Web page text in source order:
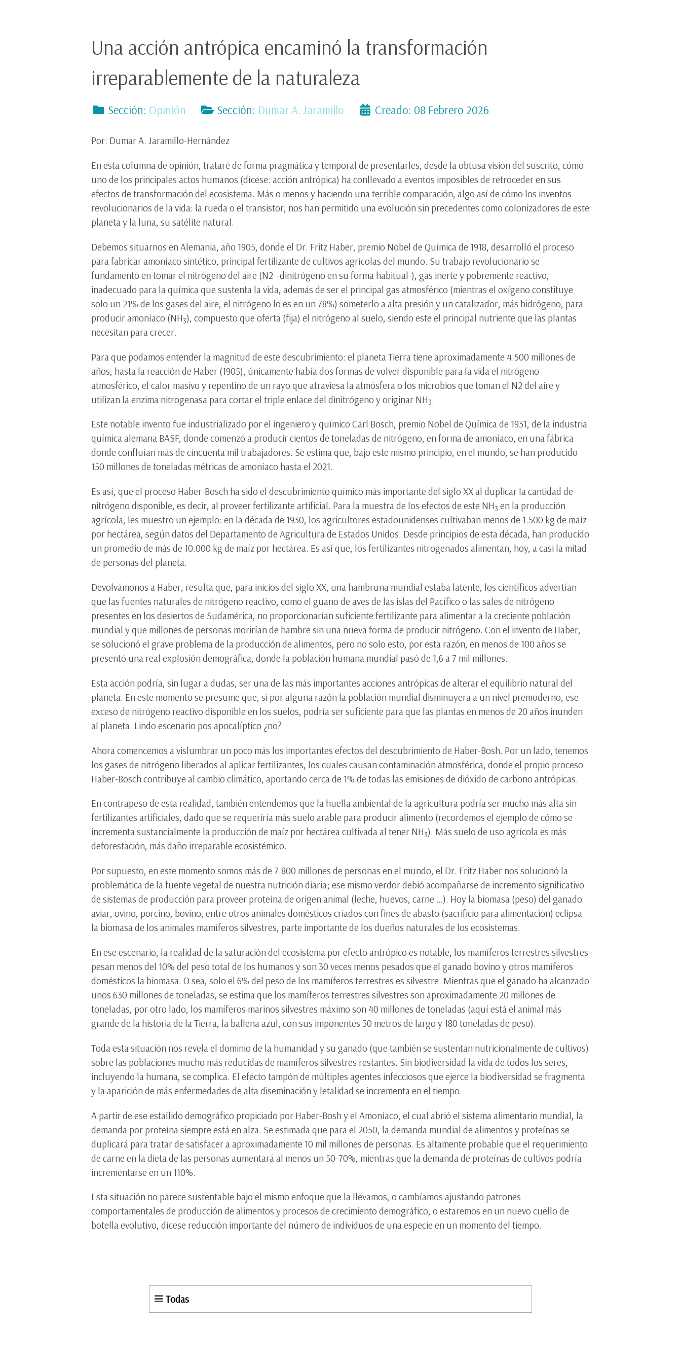
Una acción antrópica encaminó la transformación
irreparablemente de la naturaleza
Sección: Opinión Sección: Dumar A. Jaramillo Creado: 08 Febrero 2026
Por: Dumar A. Jaramillo-Hernández
En esta columna de opinión, trataré de forma pragmática y temporal de presentarles, desde la obtusa visión del suscrito, cómo
uno de los principales actos humanos (dícese: acción antrópica) ha conllevado a eventos imposibles de retroceder en sus
efectos de transformación del ecosistema. Más o menos y haciendo una terrible comparación, algo así de cómo los inventos
revolucionarios de la vida: la rueda o el transistor, nos han permitido una evolución sin precedentes como colonizadores de este
planeta y la luna, su satélite natural.
Debemos situarnos en Alemania, año 1905, donde el Dr. Fritz Haber, premio Nobel de Química de 1918, desarrolló el proceso
para fabricar amoníaco sintético, principal fertilizante de cultivos agrícolas del mundo. Su trabajo revolucionario se
fundamentó en tomar el nitrógeno del aire (N2 –dinitrógeno en su forma habitual-), gas inerte y pobremente reactivo,
inadecuado para la química que sustenta la vida, además de ser el principal gas atmosférico (mientras el oxígeno constituye
solo un 21% de los gases del aire, el nitrógeno lo es en un 78%) someterlo a alta presión y un catalizador, más hidrógeno, para
producir amoníaco (NH3), compuesto que oferta (fija) el nitrógeno al suelo, siendo este el principal nutriente que las plantas
necesitan para crecer.
Para que podamos entender la magnitud de este descubrimiento: el planeta Tierra tiene aproximadamente 4.500 millones de
años, hasta la reacción de Haber (1905), únicamente había dos formas de volver disponible para la vida el nitrógeno
atmosférico, el calor masivo y repentino de un rayo que atraviesa la atmósfera o los microbios que toman el N2 del aire y
utilizan la enzima nitrogenasa para cortar el triple enlace del dinitrógeno y originar NH3.
Este notable invento fue industrializado por el ingeniero y químico Carl Bosch, premio Nobel de Química de 1931, de la industria
química alemana BASF, donde comenzó a producir cientos de toneladas de nitrógeno, en forma de amoníaco, en una fábrica
donde confluían más de cincuenta mil trabajadores. Se estima que, bajo este mismo principio, en el mundo, se han producido
150 millones de toneladas métricas de amoníaco hasta el 2021.
Es así, que el proceso Haber-Bosch ha sido el descubrimiento químico más importante del siglo XX al duplicar la cantidad de
nitrógeno disponible, es decir, al proveer fertilizante artificial. Para la muestra de los efectos de este NH3 en la producción
agrícola, les muestro un ejemplo: en la década de 1930, los agricultores estadounidenses cultivaban menos de 1.500 kg de maíz
por hectárea, según datos del Departamento de Agricultura de Estados Unidos. Desde principios de esta década, han producido
un promedio de más de 10.000 kg de maíz por hectárea. Es así que, los fertilizantes nitrogenados alimentan, hoy, a casi la mitad
de personas del planeta.
Devolvámonos a Haber, resulta que, para inicios del siglo XX, una hambruna mundial estaba latente, los científicos advertían
que las fuentes naturales de nitrógeno reactivo, como el guano de aves de las islas del Pacífico o las sales de nitrógeno
presentes en los desiertos de Sudamérica, no proporcionarían suficiente fertilizante para alimentar a la creciente población
mundial y que millones de personas morirían de hambre sin una nueva forma de producir nitrógeno. Con el invento de Haber,
se solucionó el grave problema de la producción de alimentos, pero no solo esto, por esta razón, en menos de 100 años se
presentó una real explosión demográfica, donde la población humana mundial pasó de 1,6 a 7 mil millones.
Esta acción podría, sin lugar a dudas, ser una de las más importantes acciones antrópicas de alterar el equilibrio natural del
planeta. En este momento se presume que, si por alguna razón la población mundial disminuyera a un nivel premoderno, ese
exceso de nitrógeno reactivo disponible en los suelos, podría ser suficiente para que las plantas en menos de 20 años inunden
al planeta. Lindo escenario pos apocalíptico ¿no?
Ahora comencemos a vislumbrar un poco más los importantes efectos del descubrimiento de Haber-Bosh. Por un lado, tenemos
los gases de nitrógeno liberados al aplicar fertilizantes, los cuales causan contaminación atmosférica, donde el propio proceso
Haber-Bosch contribuye al cambio climático, aportando cerca de 1% de todas las emisiones de dióxido de carbono antrópicas.
En contrapeso de esta realidad, también entendemos que la huella ambiental de la agricultura podría ser mucho más alta sin
fertilizantes artificiales, dado que se requeriría más suelo arable para producir alimento (recordemos el ejemplo de cómo se
incrementa sustancialmente la producción de maíz por hectárea cultivada al tener NH3). Más suelo de uso agrícola es más
deforestación, más daño irreparable ecosistémico.
Por supuesto, en este momento somos más de 7.800 millones de personas en el mundo, el Dr. Fritz Haber nos solucionó la
problemática de la fuente vegetal de nuestra nutrición diaria; ese mismo verdor debió acompañarse de incremento significativo
de sistemas de producción para proveer proteína de origen animal (leche, huevos, carne …). Hoy la biomasa (peso) del ganado
aviar, ovino, porcino, bovino, entre otros animales domésticos criados con fines de abasto (sacrificio para alimentación) eclipsa
la biomasa de los animales mamíferos silvestres, parte importante de los dueños naturales de los ecosistemas.
En ese escenario, la realidad de la saturación del ecosistema por efecto antrópico es notable, los mamíferos terrestres silvestres
pesan menos del 10% del peso total de los humanos y son 30 veces menos pesados ​​que el ganado bovino y otros mamíferos
domésticos la biomasa. O sea, solo el 6% del peso de los mamíferos terrestres es silvestre. Mientras que el ganado ha alcanzado
unos 630 millones de toneladas, se estima que los mamíferos terrestres silvestres son aproximadamente 20 millones de
toneladas, por otro lado, los mamíferos marinos silvestres máximo son 40 millones de toneladas (aquí está el animal más
grande de la historia de la Tierra, la ballena azul, con sus imponentes 30 metros de largo y 180 toneladas de peso).
Toda esta situación nos revela el dominio de la humanidad y su ganado (que también se sustentan nutricionalmente de cultivos)
sobre las poblaciones mucho más reducidas de mamíferos silvestres restantes. Sin biodiversidad la vida de todos los seres,
incluyendo la humana, se complica. El efecto tampón de múltiples agentes infecciosos que ejerce la biodiversidad se fragmenta
y la aparición de más enfermedades de alta diseminación y letalidad se incrementa en el tiempo.
A partir de ese estallido demográfico propiciado por Haber-Bosh y el Amoníaco, el cual abrió el sistema alimentario mundial, la
demanda por proteína siempre está en alza. Se estimada que para el 2050, la demanda mundial de alimentos y proteínas se
duplicará para tratar de satisfacer a aproximadamente 10 mil millones de personas. Es altamente probable que el requerimiento
de carne en la dieta de las personas aumentará al menos un 50-70%, mientras que la demanda de proteínas de cultivos podría
incrementarse en un 110%.
Esta situación no parece sustentable bajo el mismo enfoque que la llevamos, o cambíamos ajustando patrones
comportamentales de producción de alimentos y procesos de crecimiento demográfico, o estaremos en un nuevo cuello de
botella evolutivo, dícese reducción importante del número de individuos de una especie en un momento del tiempo.
Todas